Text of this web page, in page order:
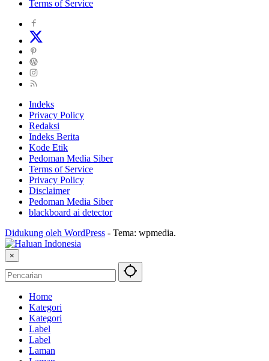
Terms of Service
Indeks
Privacy Policy
Redaksi
Indeks Berita
Kode Etik
Pedoman Media Siber
Terms of Service
Privacy Policy
Disclaimer
Pedoman Media Siber
blackboard ai detector
Didukung oleh WordPress - Tema: wpmedia.
×
Home
Kategori
Kategori
Label
Label
Laman